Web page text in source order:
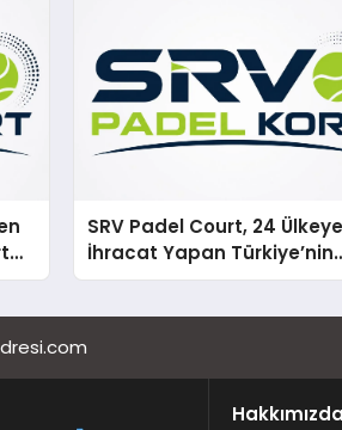
SRV Padel Court, 24 Ülkeye
İhracat Yapan Türkiye’nin
Padel Kortu Üretim Gücü
Hakkımızda